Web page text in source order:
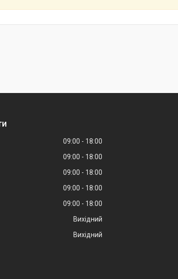
09:00
18:00
09:00
18:00
09:00
18:00
09:00
18:00
09:00
18:00
Вихідний
Вихідний